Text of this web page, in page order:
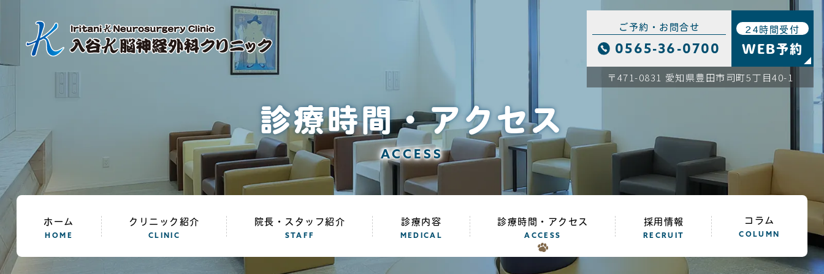
ご予約・お問合せ
0565-36-0700
24時間受付
WEB予約
〒471-0831 愛知県豊田市司町5丁目40-1
診療時間・アクセス
ACCESS
ホーム
HOME
クリニック紹介
CLINIC
院長・スタッフ紹介
STAFF
診療内容
MEDICAL
診療時間・アクセス
ACCESS
採用情報
RECRUIT
コラム
COLUMN